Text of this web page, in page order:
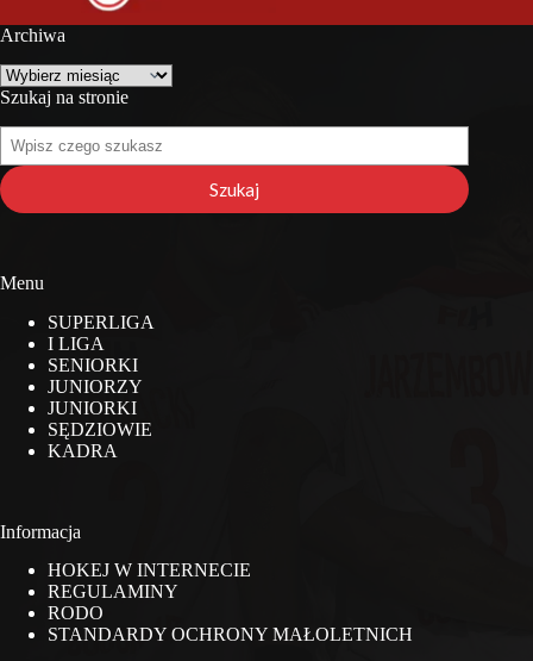
Archiwa
Archiwa
Szukaj na stronie
na
stronie
Szukaj
Menu
SUPERLIGA
I LIGA
SENIORKI
JUNIORZY
JUNIORKI
SĘDZIOWIE
KADRA
Informacja
HOKEJ W INTERNECIE
REGULAMINY
RODO
STANDARDY OCHRONY MAŁOLETNICH